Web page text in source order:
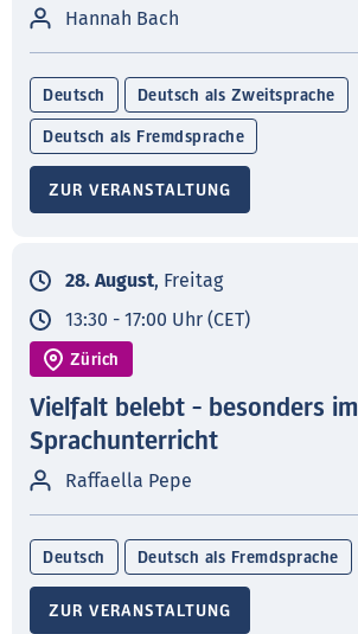
Hannah Bach
Deutsch Deutsch als Zweitsprache
Deutsch als Fremdsprache
ZUR VERANSTALTUNG
28. August, Freitag
13:30 - 17:00 Uhr (CET)
Zürich
Vielfalt belebt - besonders im
Sprachunterricht
Raffaella Pepe
Deutsch Deutsch als Fremdsprache
ZUR VERANSTALTUNG